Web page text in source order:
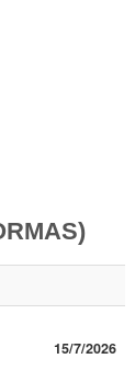
15/7/2026